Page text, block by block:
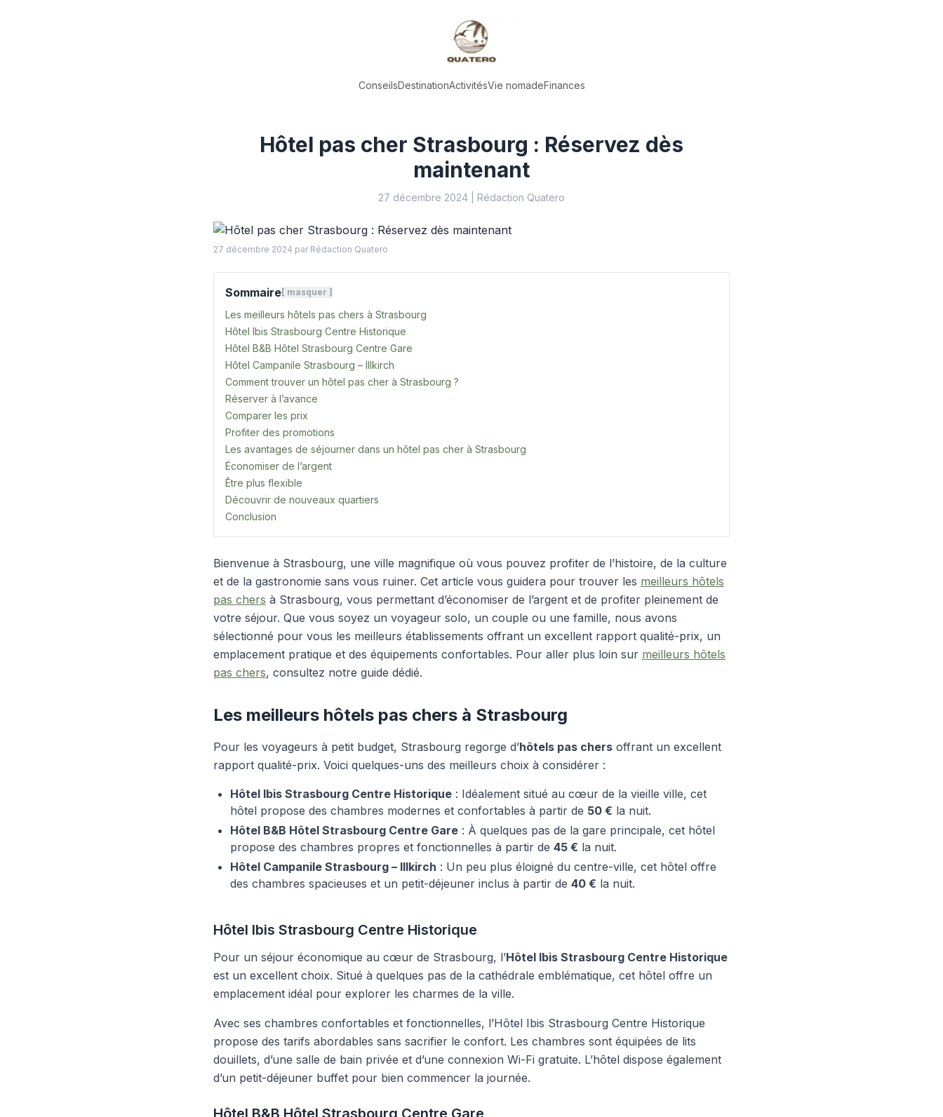
ConseilsDestinationActivitésVie nomadeFinances
Hôtel pas cher Strasbourg : Réservez dès
maintenant
27 décembre 2024 Rédaction Quatero
27 décembre 2024 par Rédaction Quatero
Sommaire [ masquer ]
Les meilleurs hôtels pas chers à Strasbourg
Hôtel Ibis Strasbourg Centre Historique
Hôtel B&B Hôtel Strasbourg Centre Gare
Hôtel Campanile Strasbourg – Illkirch
Comment trouver un hôtel pas cher à Strasbourg ?
Réserver à l’avance
Comparer les prix
Profiter des promotions
Les avantages de séjourner dans un hôtel pas cher à Strasbourg
Économiser de l’argent
Être plus flexible
Découvrir de nouveaux quartiers
Conclusion
Bienvenue à Strasbourg, une ville magnifique où vous pouvez profiter de l’histoire, de la culture
et de la gastronomie sans vous ruiner. Cet article vous guidera pour trouver les meilleurs hôtels
pas chers à Strasbourg, vous permettant d’économiser de l’argent et de profiter pleinement de
votre séjour. Que vous soyez un voyageur solo, un couple ou une famille, nous avons
sélectionné pour vous les meilleurs établissements offrant un excellent rapport qualité-prix, un
emplacement pratique et des équipements confortables. Pour aller plus loin sur meilleurs hôtels
pas chers, consultez notre guide dédié.
Les meilleurs hôtels pas chers à Strasbourg
Pour les voyageurs à petit budget, Strasbourg regorge d’hôtels pas chers offrant un excellent
rapport qualité-prix. Voici quelques-uns des meilleurs choix à considérer :
Hôtel Ibis Strasbourg Centre Historique : Idéalement situé au cœur de la vieille ville, cet
hôtel propose des chambres modernes et confortables à partir de 50 € la nuit.
Hôtel B&B Hôtel Strasbourg Centre Gare : À quelques pas de la gare principale, cet hôtel
propose des chambres propres et fonctionnelles à partir de 45 € la nuit.
Hôtel Campanile Strasbourg – Illkirch : Un peu plus éloigné du centre-ville, cet hôtel offre
des chambres spacieuses et un petit-déjeuner inclus à partir de 40 € la nuit.
Hôtel Ibis Strasbourg Centre Historique
Pour un séjour économique au cœur de Strasbourg, l’Hôtel Ibis Strasbourg Centre Historique
est un excellent choix. Situé à quelques pas de la cathédrale emblématique, cet hôtel offre un
emplacement idéal pour explorer les charmes de la ville.
Avec ses chambres confortables et fonctionnelles, l’Hôtel Ibis Strasbourg Centre Historique
propose des tarifs abordables sans sacrifier le confort. Les chambres sont équipées de lits
douillets, d’une salle de bain privée et d’une connexion Wi-Fi gratuite. L’hôtel dispose également
d’un petit-déjeuner buffet pour bien commencer la journée.
Hôtel B&B Hôtel Strasbourg Centre Gare